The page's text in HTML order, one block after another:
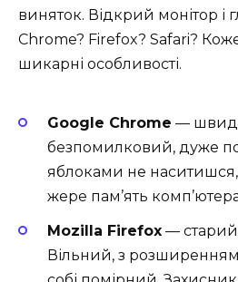
виняток. Відкрий монітор
Chrome? Firefox? Safari?
шикарні особливості.
Google Chrome —
безпомилковий, дуже
яблоками не наситишся,
жере пам’ять
Mozilla Firefox —
Вільний, з